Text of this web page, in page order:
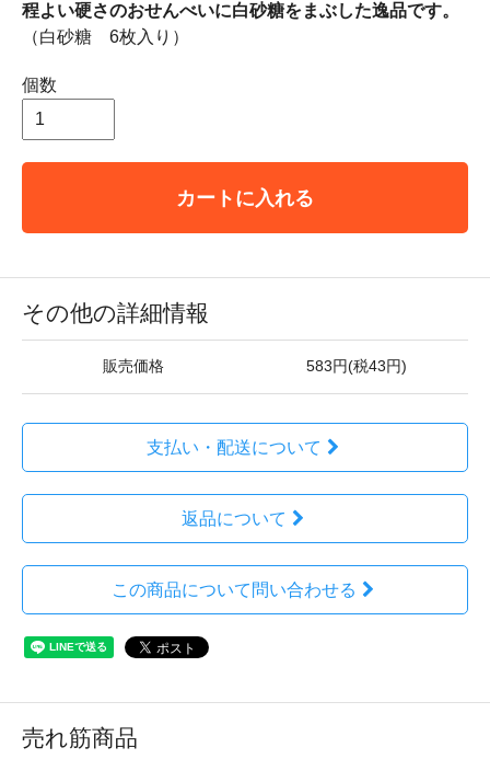
程よい硬さのおせんべいに白砂糖をまぶした逸品です。
（白砂糖 6枚入り）
個数
カートに入れる
その他の詳細情報
販売価格 583円(税43円)
支払い・配送について
返品について
この商品について問い合わせる
売れ筋商品